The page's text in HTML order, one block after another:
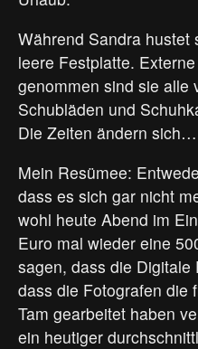
Während Sandra hustet
leere Festplatte.
genommen sind sie alle
Schubläden und
Die Zeiten ändern sich…
Mein Resümee:
dass es sich gar nicht
wohl heute Abend im
Euro mal wieder eine
sagen, dass die
dass die Fotografen die
Tam gearbeitet haben
ein heutiger